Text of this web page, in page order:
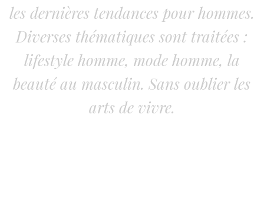
les dernières tendances pour hommes.
Diverses thématiques sont traitées :
lifestyle homme, mode homme, la
beauté au masculin. Sans oublier les
arts de vivre.